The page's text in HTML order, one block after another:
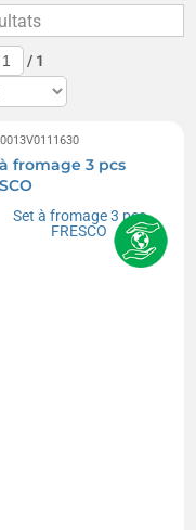
/ 1
fromage 3 pcs